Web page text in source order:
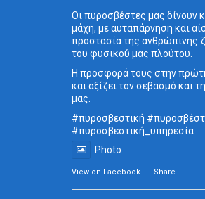
Οι πυροσβέστες μας δίνουν
μάχη, με αυταπάρνηση και
προστασία της ανθρώπινης
του φυσικού μας πλούτου.
Η προσφορά τους στην
και αξίζει τον σεβασμό και
μας.
#πυροσβεστική
#πυροσβεστική_ υπηρεσία
Photo
View on Facebook · Share